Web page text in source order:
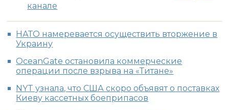
канале
НАТО намеревается осуществить вторжение в
Украину
OceanGate остановила коммерческие
операции после взрыва на «Титане»
NYT узнала, что США скоро объявят о поставках
Киеву кассетных боеприпасов